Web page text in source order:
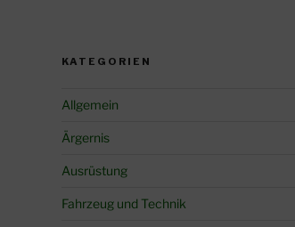
KATEGORIEN
Allgemein
Ärgernis
Ausrüstung
Fahrzeug und Technik